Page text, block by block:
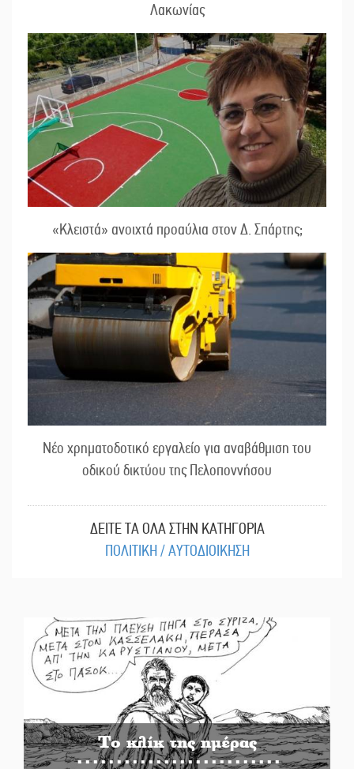
Λακωνίας
«Κλειστά» ανοιχτά προαύλια στον Δ. Σπάρτης;
Νέο χρηματοδοτικό εργαλείο για αναβάθμιση του
οδικού δικτύου της Πελοποννήσου
ΔΕΙΤΕ ΤΑ ΟΛΑ ΣΤΗΝ ΚΑΤΗΓΟΡΙΑ
ΠΟΛΙΤΙΚΗ / ΑΥΤΟΔΙΟΙΚΗΣΗ
Το κλίκ της ημέρας